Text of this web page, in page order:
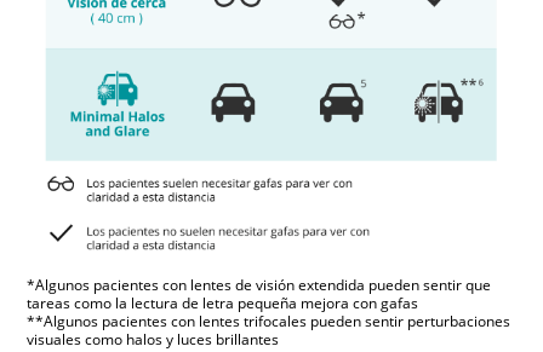
*Algunos pacientes con lentes de visión extendida pueden sentir que
tareas como la lectura de letra pequeña mejora con gafas
**Algunos pacientes con lentes trifocales pueden sentir perturbaciones
visuales como halos y luces brillantes